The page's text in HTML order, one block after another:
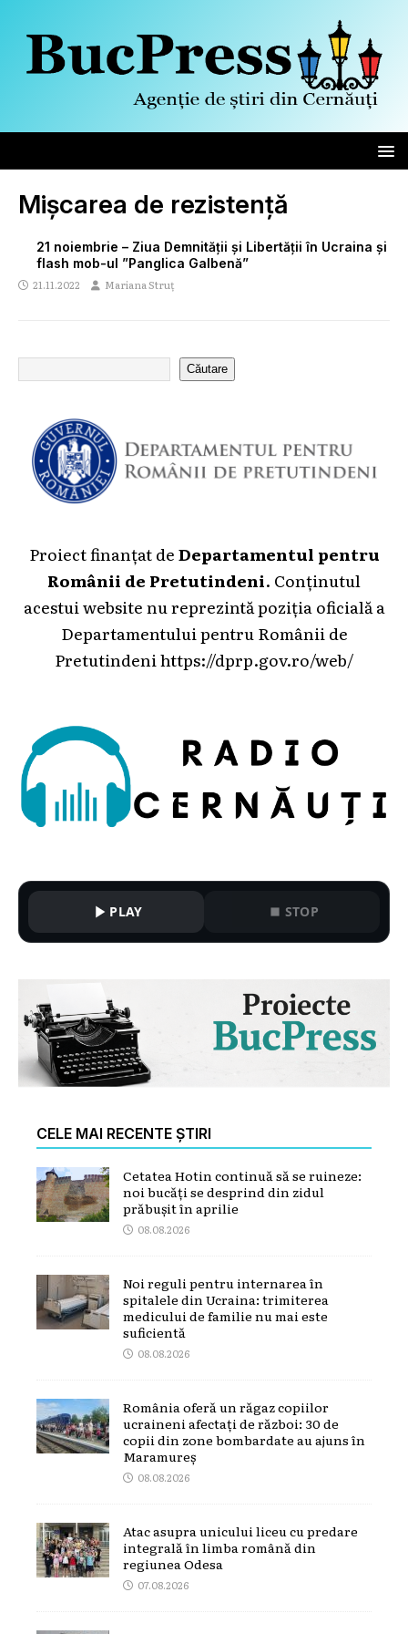
Mișcarea de rezistență
21 noiembrie – Ziua Demnității și Libertății în Ucraina și
flash mob-ul ”Panglica Galbenă”
21.11.2022 Mariana Struț
Căutare
Proiect finanțat deDepartamentul pentru
Românii de Pretutindeni. Conținutul
acestui website nu reprezintă poziția oficială a
Departamentului pentru Românii de
Pretutindeni https://dprp.gov.ro/web/
PLAY STOP
CELE MAI RECENTE ȘTIRI
Cetatea Hotin continuă să se ruineze:
noi bucăți se desprind din zidul
prăbușit în aprilie
08.08.2026
Noi reguli pentru internarea în
spitalele din Ucraina: trimiterea
medicului de familie nu mai este
suficientă
08.08.2026
România oferă un răgaz copiilor
ucraineni afectați de război: 30 de
copii din zone bombardate au ajuns în
Maramureș
08.08.2026
Atac asupra unicului liceu cu predare
integrală în limba română din
regiunea Odesa
07.08.2026